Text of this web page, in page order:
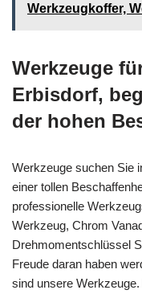
Werkzeugkoffer,
Werkzeuge
Erbisdorf,
der hohen
Werkzeuge suchen Sie
einer tollen
professionelle
Werkzeug, Chrom
Drehmomentschlüssel
Freude daran haben
sind unsere